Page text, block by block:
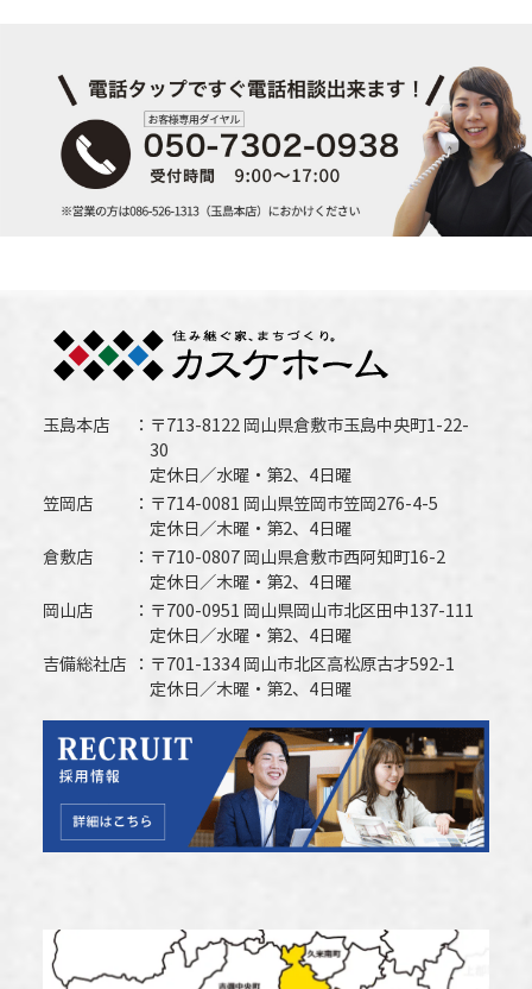
玉島本店
〒713-8122 岡山県倉敷市玉島中央町1-22-
30
定休日／水曜・第2、4日曜
笠岡店
〒714-0081 岡山県笠岡市笠岡276-4-5
定休日／木曜・第2、4日曜
倉敷店
〒710-0807 岡山県倉敷市西阿知町16-2
定休日／木曜・第2、4日曜
岡山店
〒700-0951 岡山県岡山市北区田中137-111
定休日／水曜・第2、4日曜
吉備総社店
〒701-1334 岡山市北区高松原古才592-1
定休日／木曜・第2、4日曜